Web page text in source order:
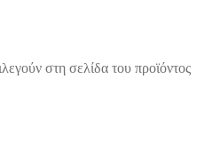
στη σελίδα του προϊόντος